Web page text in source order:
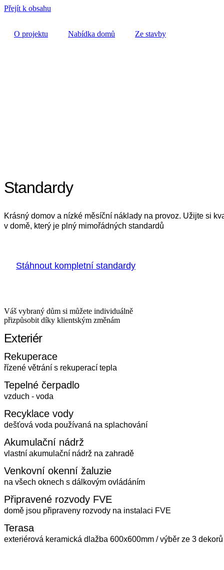
Přejít k obsahu
O projektu Nabídka domů Ze stavby
Instagram
@sqre.cz
Standardy
Krásný domov a nízké měsíční náklady na provoz. Užijte si
v domě, který je plný mimořádných standardů
Stáhnout kompletní standardy
Váš vybraný dům si můžete individuálně
přizpůsobit díky klientským změnám
Exteriér
Rekuperace
řízené větrání s rekuperací tepla
Tepelné čerpadlo
vzduch ‑ voda
Recyklace vody
dešťová voda používaná na splachování
Akumulační nádrž
vlastní akumulační nádrž na zahradě
Venkovní okenní žaluzie
na všech oknech s dálkovým ovládáním
Připravené rozvody FVE
domě jsou připraveny rozvody na instalaci FVE
Terasa
exteriérová keramická dlažba 600x600mm / výběr ze 3 dekorů